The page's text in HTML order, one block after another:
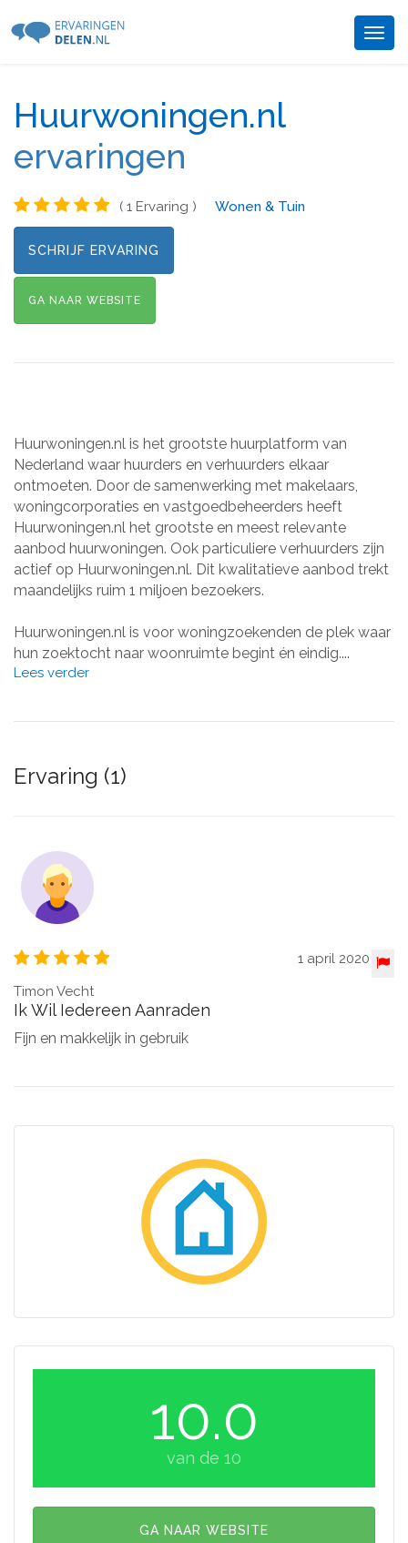
Huurwoningen.nl
ervaringen
( 1 Ervaring ) Wonen & Tuin
SCHRIJF ERVARING
GA NAAR WEBSITE
Huurwoningen.nl is het grootste huurplatform van
Nederland waar huurders en verhuurders elkaar
ontmoeten. Door de samenwerking met makelaars,
woningcorporaties en vastgoedbeheerders heeft
Huurwoningen.nl het grootste en meest relevante
aanbod huurwoningen. Ook particuliere verhuurders zijn
actief op Huurwoningen.nl. Dit kwalitatieve aanbod trekt
maandelijks ruim 1 miljoen bezoekers.
Huurwoningen.nl is voor woningzoekenden de plek waar
hun zoektocht naar woonruimte begint én eindig....
Lees verder
Ervaring (1)
1 april 2020
Timon Vecht
Ik Wil Iedereen Aanraden
Fijn en makkelijk in gebruik
10.0
van de 10
GA NAAR WEBSITE